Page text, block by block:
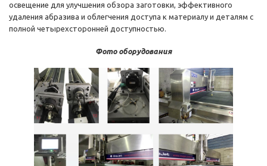
освещение для улучшения обзора заготовки, эффективного
удаления абразива и облегчения доступа к материалу и деталям с
полной четырехсторонней доступностью.
Фото оборудования